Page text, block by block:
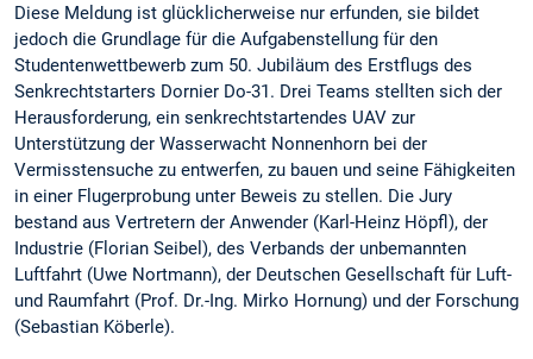
Diese Meldung ist glücklicherweise nur erfunden, sie bildet
jedoch die Grundlage für die Aufgabenstellung für den
Studentenwettbewerb zum 50. Jubiläum des Erstflugs des
Senkrechtstarters Dornier Do-31. Drei Teams stellten sich der
Herausforderung, ein senkrechtstartendes UAV zur
Unterstützung der Wasserwacht Nonnenhorn bei der
Vermisstensuche zu entwerfen, zu bauen und seine Fähigkeiten
in einer Flugerprobung unter Beweis zu stellen. Die Jury
bestand aus Vertretern der Anwender (Karl-Heinz Höpfl), der
Industrie (Florian Seibel), des Verbands der unbemannten
Luftfahrt (Uwe Nortmann), der Deutschen Gesellschaft für Luft-
und Raumfahrt (Prof. Dr.-Ing. Mirko Hornung) und der Forschung
(Sebastian Köberle).